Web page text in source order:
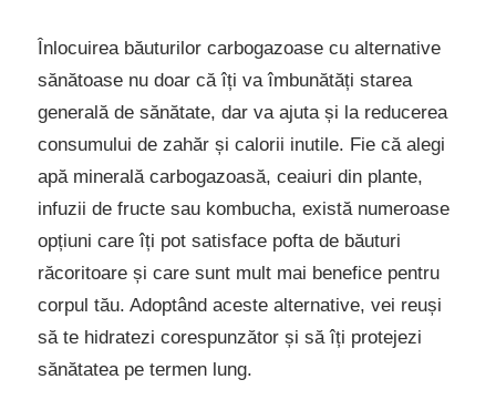
Înlocuirea băuturilor carbogazoase cu alternative
sănătoase nu doar că îți va îmbunătăți starea
generală de sănătate, dar va ajuta și la reducerea
consumului de zahăr și calorii inutile. Fie că alegi
apă minerală carbogazoasă, ceaiuri din plante,
infuzii de fructe sau kombucha, există numeroase
opțiuni care îți pot satisface pofta de băuturi
răcoritoare și care sunt mult mai benefice pentru
corpul tău. Adoptând aceste alternative, vei reuși
să te hidratezi corespunzător și să îți protejezi
sănătatea pe termen lung.